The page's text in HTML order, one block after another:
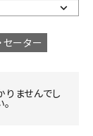
セーター
ませんでし